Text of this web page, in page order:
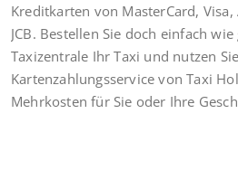
Kreditkarten von MasterCard,
JCB. Bestellen Sie doch einfach
Taxizentrale Ihr Taxi und nutzen
Kartenzahlungsservice von Taxi
Mehrkosten für Sie oder Ihre